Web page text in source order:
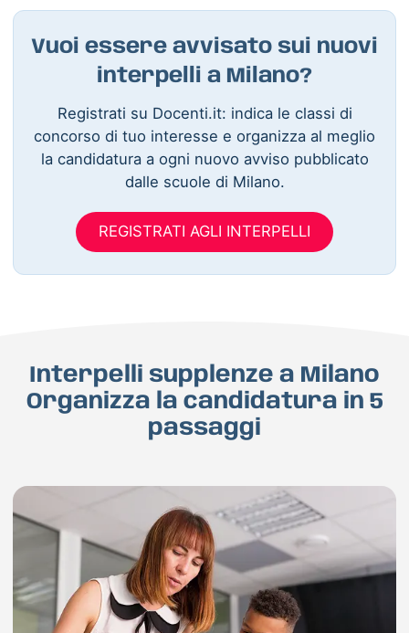
Vuoi essere avvisato sui nuovi
interpelli a Milano?
Registrati su Docenti.it: indica le classi di
concorso di tuo interesse e organizza al meglio
la candidatura a ogni nuovo avviso pubblicato
dalle scuole di Milano.
REGISTRATI AGLI INTERPELLI
Interpelli supplenze a Milano
Organizza la candidatura in 5
passaggi